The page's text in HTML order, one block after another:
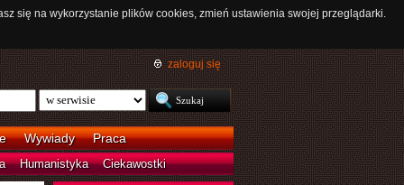
się na wykorzystanie plików cookies, zmień ustawienia swojej przeglądarki.
zaloguj się
Wywiady Praca
Humanistyka Ciekawostki